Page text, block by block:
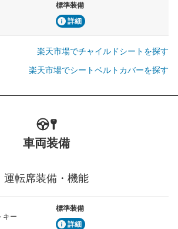
標準装備
詳細
楽天市場でチャイルドシートを探す
楽天市場でシートベルトカバーを探す
車両装備
運転席装備・機能
キー
標準装備
詳細